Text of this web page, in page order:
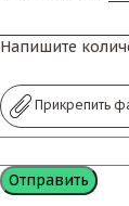
Напишите
Прикрепить